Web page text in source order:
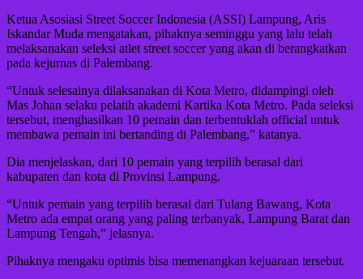
Ketua Asosiasi Street Soccer Indonesia (ASSI) Lampung, Aris
Iskandar Muda mengatakan, pihaknya seminggu yang lalu telah
melaksanakan seleksi atlet street soccer yang akan di berangkatkan
pada kejurnas di Palembang.
“Untuk selesainya dilaksanakan di Kota Metro, didampingi oleh
Mas Johan selaku pelatih akademi Kartika Kota Metro. Pada seleksi
tersebut, menghasilkan 10 pemain dan terbentuklah official untuk
membawa pemain ini bertanding di Palembang,” katanya.
Dia menjelaskan, dari 10 pemain yang terpilih berasal dari
kabupaten dan kota di Provinsi Lampung.
“Untuk pemain yang terpilih berasal dari Tulang Bawang, Kota
Metro ada empat orang yang paling terbanyak, Lampung Barat dan
Lampung Tengah,” jelasnya.
Pihaknya mengaku optimis bisa memenangkan kejuaraan tersebut.